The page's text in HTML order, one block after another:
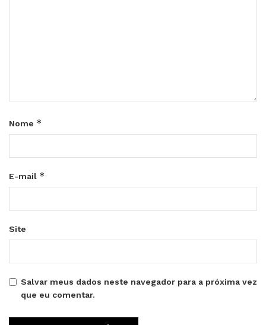
Nome *
E-mail *
Site
Salvar meus dados neste navegador para a próxima vez
que eu comentar.